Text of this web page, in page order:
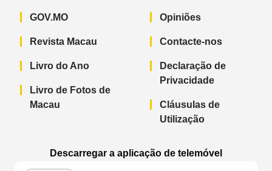
GOV.MO
Revista Macau
Livro do Ano
Livro de Fotos de
Macau
Opiniões
Contacte-nos
Declaração de
Privacidade
Cláusulas de
Utilização
Descarregar a aplicação de telemóvel